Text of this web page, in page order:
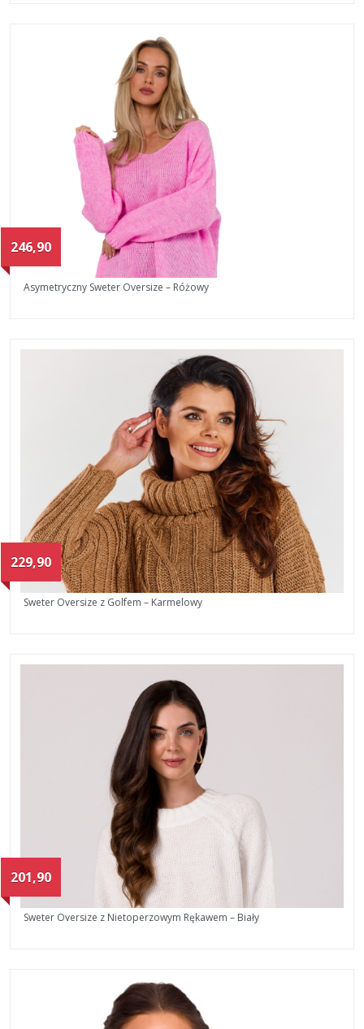
246,90
Asymetryczny Sweter Oversize – Różowy
229,90
Sweter Oversize z Golfem – Karmelowy
201,90
Sweter Oversize z Nietoperzowym Rękawem – Biały